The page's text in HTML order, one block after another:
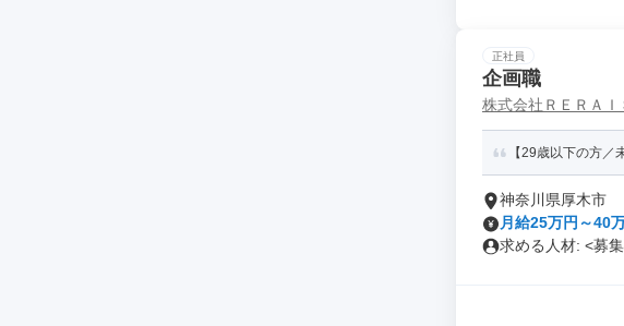
正社員
企画職
株式会社ＲＥＲＡＩ
【29歳以下の方
神奈川県厚木市
月給25万円～40
求める人材: <募